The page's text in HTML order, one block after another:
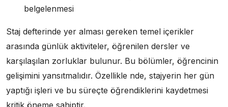
belgelenmesi
Staj defterinde yer alması gereken temel içerikler
arasında günlük aktiviteler, öğrenilen dersler ve
karşılaşılan zorluklar bulunur. Bu bölümler, öğrencinin
gelişimini yansıtmalıdır. Özellikle nde, stajyerin her gün
yaptığı işleri ve bu süreçte öğrendiklerini kaydetmesi
kritik öneme sahiptir.